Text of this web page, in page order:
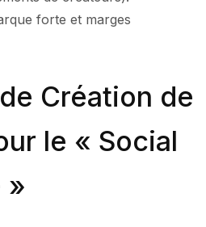
forte et marges
Création de
le « Social
»